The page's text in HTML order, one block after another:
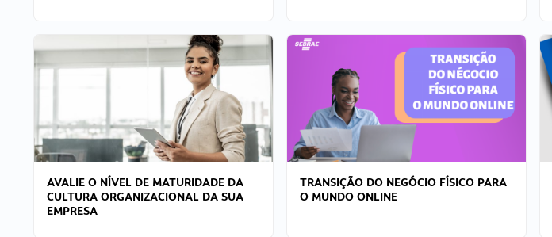
AVALIE O NÍVEL DE MATURIDADE DA
CULTURA ORGANIZACIONAL DA SUA
EMPRESA
TRANSIÇÃO DO NEGÓCIO FÍSICO PARA
O MUNDO ONLINE